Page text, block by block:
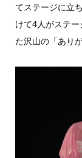
てステージに立
けて4人がステ
た沢山の「あり